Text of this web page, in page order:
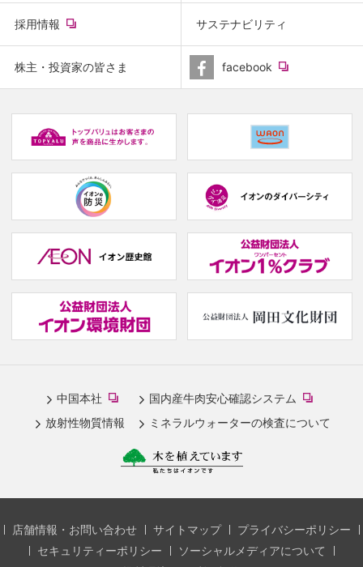
採用情報(new
サステナビリティ
株主・投資家の皆さま facebook (new
window.)
(new
window.)
window.)
中国本社(new
window.)
国内産牛肉安心確認システム (new
放射性物質情報 ミネラルウォーターの検査について
店舗情報・お問い合わせ サイトマップ
プライバシーポリシー
セキュリティーポリシー
ソーシャルメディアについて